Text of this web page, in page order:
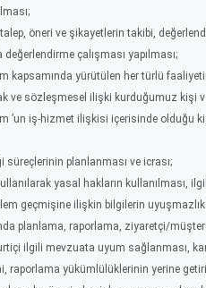
talep, öneri ve şikayetlerin takibi,
çalışması yapılması;
kapsamında yürütülen her türlü
ve sözleşmesel ilişki kurduğumuz kişi
’un iş-hizmet ilişkisi içerisinde olduğu
süreçlerinin planlanması ve icrası;
yasal hakların kullanılması,
geçmişine ilişkin bilgilerin
planlama, raporlama, ziyaretçi/
ilgili mevzuata uyum sağlanması,
raporlama yükümlülüklerinin yerine